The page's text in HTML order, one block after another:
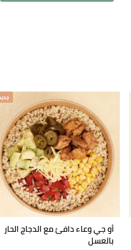
أو جي وعاء دافئ مع الدجاج الحار
بالعسل